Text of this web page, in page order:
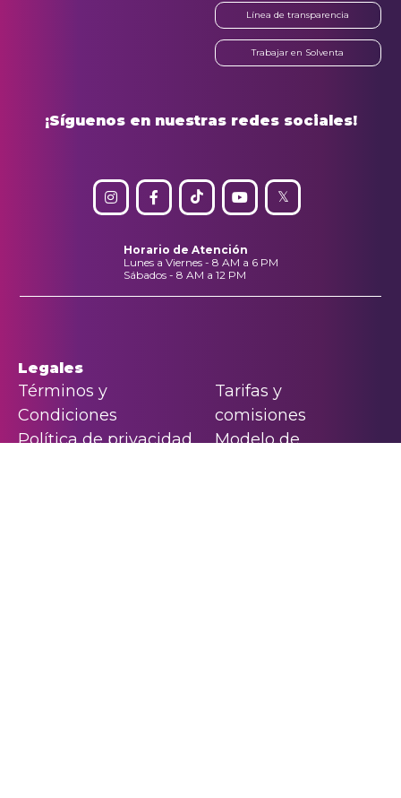
Línea de transparencia
Trabajar en Solventa
¡Síguenos en nuestras redes sociales!
Horario de Atención
Lunes a Viernes - 8 AM a 6 PM
Sábados - 8 AM a 12 PM
Legales
Términos y
Condiciones
Política de privacidad
Tarifas y
comisiones
Modelo de